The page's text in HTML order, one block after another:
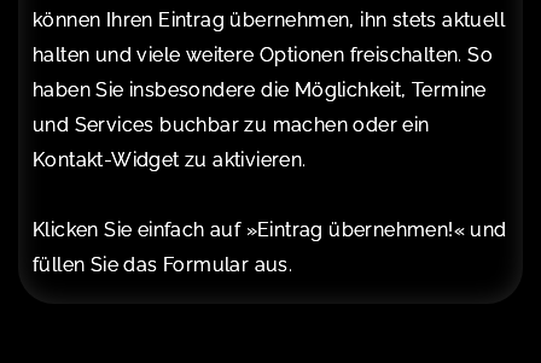
können Ihren Eintrag übernehmen, ihn stets aktuell
halten und viele weitere Optionen freischalten. So
haben Sie insbesondere die Möglichkeit, Termine
und Services buchbar zu machen oder ein
Kontakt-Widget zu aktivieren.
Klicken Sie einfach auf »Eintrag übernehmen!« und
füllen Sie das Formular aus.